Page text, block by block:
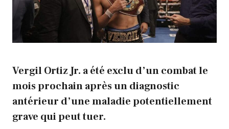
Vergil Ortiz Jr. a été exclu d’un combat le
mois prochain après un diagnostic
antérieur d’une maladie potentiellement
grave qui peut tuer.